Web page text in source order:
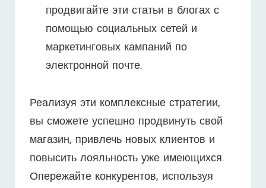
продвигайте эти статьи в блогах с
помощью социальных сетей и
маркетинговых кампаний по
электронной почте.
Реализуя эти комплексные стратегии,
вы сможете успешно продвинуть свой
магазин, привлечь новых клиентов и
повысить лояльность уже имеющихся.
Опережайте конкурентов, используя